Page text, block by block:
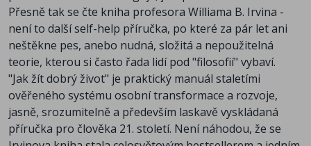
Přesně tak se čte kniha profesora Williama B. Irvina -
není to další self-help příručka, po které za pár let ani
neštěkne pes, anebo nudná, složitá a nepoužitelná
teorie, kterou si často řada lidí pod "filosofií" vybaví.
"Jak žít dobrý život" je praktický manuál staletími
ověřeného systému osobní transformace a rozvoje,
jasně, srozumitelně a především laskavě vyskládaná
příručka pro člověka 21. století. Není náhodou, že se